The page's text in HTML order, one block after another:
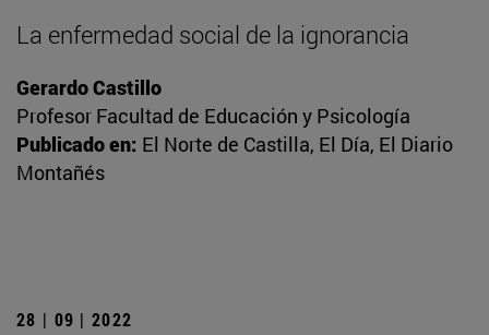
La enfermedad social de la ignorancia
Gerardo Castillo
Profesor Facultad de Educación y Psicología
Publicado en: El Norte de Castilla, El Día, El Diario
Montañés
28 | 09 | 2022